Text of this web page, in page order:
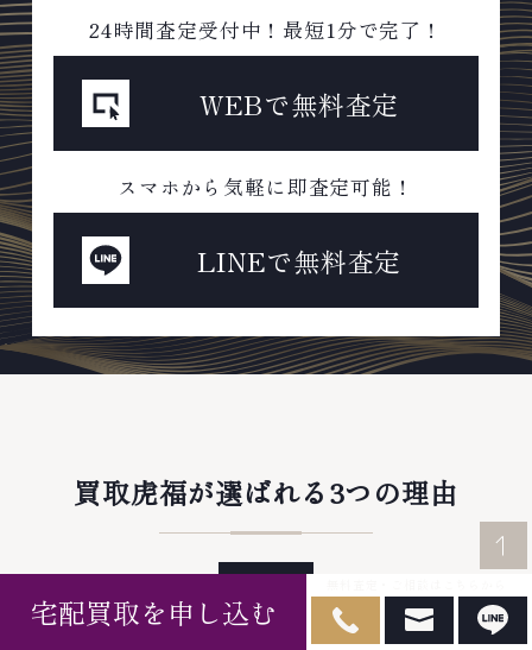
24時間査定受付中！最短1分で完了！
WEBで無料査定
スマホから気軽に即査定可能！
LINEで無料査定
買取虎福が選ばれる3つの理由
宅配買取を申し込む